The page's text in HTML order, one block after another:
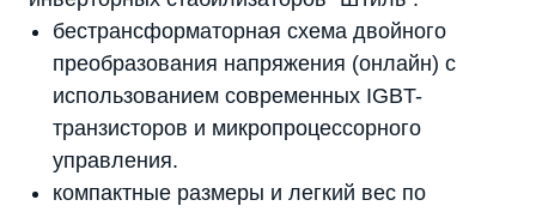
бестрансформаторная схема двойного
преобразования напряжения (онлайн) с
использованием современных IGBT-
транзисторов и микропроцессорного
управления.
компактные размеры и легкий вес по